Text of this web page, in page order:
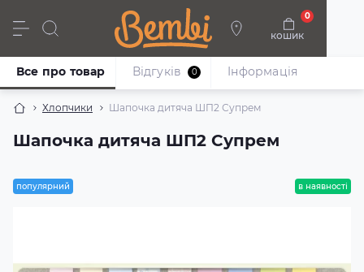
кошик
0
Дівчата Хлопці Немовлята Взуття
Хлопчики Шапочка дитяча ШП2 Супрем
Шапочка дитяча ШП2 Супрем
Все про товар Відгуків 0 Iнформація
популярний в наявності